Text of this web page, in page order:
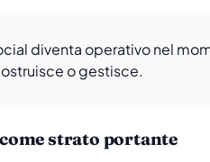
diventa operativo nel
o gestisce.
strato portante